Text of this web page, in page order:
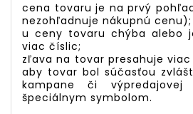
cena tovaru je na prvý
nezohľadnuje nákupnú cenu);
u ceny tovaru chýba alebo
viac číslic;
zľava na tovar presahuje viac
aby tovar bol súčasťou
kampane či výpredajovej
špeciálnym symbolom.